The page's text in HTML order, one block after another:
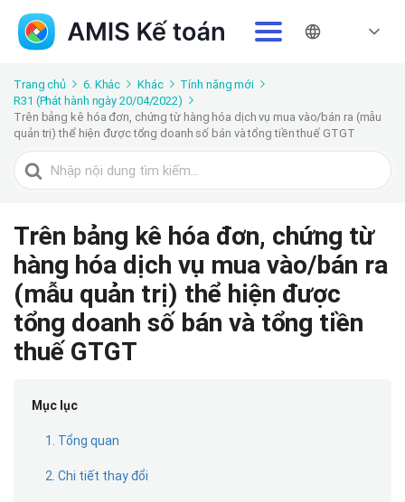
Trang chủ 6. Khác Khác
Tính năng mới
R31 (Phát hành ngày 20/04/2022)
Trên bảng kê hóa đơn, chứng từ hàng hóa dịch vụ mua vào/bán ra (mẫu
quản trị) thể hiện được tổng doanh số bán và tổng tiền thuế GTGT
Tìm
kiếm
Trên bảng kê hóa đơn, chứng từ
hàng hóa dịch vụ mua vào/bán ra
(mẫu quản trị) thể hiện được
tổng doanh số bán và tổng tiền
thuế GTGT
Mục lục
1. Tổng quan
2. Chi tiết thay đổi